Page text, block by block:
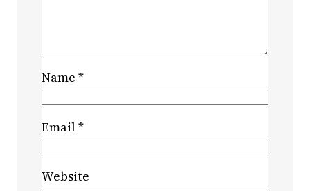
Name *
Email*
Website